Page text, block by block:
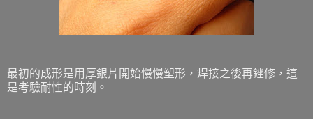
最初的成形是用厚銀片開始慢慢塑形，焊接之後再銼修，這
是考驗耐性的時刻。